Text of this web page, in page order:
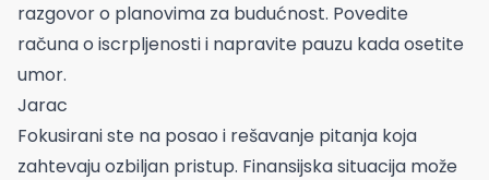
razgovor o planovima za budućnost. Povedite
računa o iscrpljenosti i napravite pauzu kada osetite
umor.
Jarac
Fokusirani ste na posao i rešavanje pitanja koja
zahtevaju ozbiljan pristup. Finansijska situacija može